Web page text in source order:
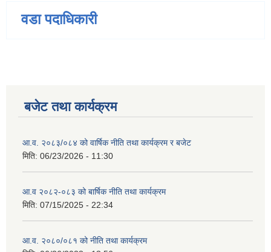
वडा पदाधिकारी
बजेट तथा कार्यक्रम
आ.व. २०८३/०८४ को वार्षिक नीति तथा कार्यक्रम र बजेट
मिति: 06/23/2026 - 11:30
आ.व २०८२-०८३ को बार्षिक नीति तथा कार्यक्रम
मिति: 07/15/2025 - 22:34
आ.व. २०८०/०८१ को नीति तथा कार्यक्रम